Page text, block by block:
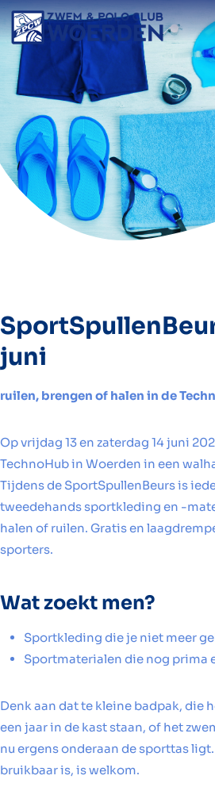
Doorgaan
naar
inhoud
juni
ruilen, brengen of halen in de
Op vrijdag 13 en zaterdag 14 juni
TechnoHub in Woerden in een
Tijdens de SportSpullenBeurs is
tweedehands sportkleding en -
halen of ruilen. Gratis en
sporters.
Wat zoekt men?
Sportkleding die je niet meer
Sportmaterialen die nog prima
Denk aan dat te kleine badpak, die
een jaar in de kast staan, of het
nu ergens onderaan de sporttas
bruikbaar is, is welkom.